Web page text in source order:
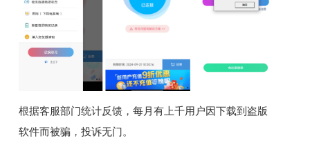
根据客服部门统计反馈，每月有上千用户因下载到盗版
软件而被骗，投诉无门。